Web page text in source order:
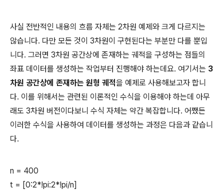
사실 전반적인 내용의 흐름 자체는 2차원 예제와 크게 다르지는
않습니다. 다만 모든 것이 3차원이 구현된다는 부분만 다를 뿐입
니다. 그러면 3차원 공간상에 존재하는 궤적을 구성하는 점들의
좌표 데이터를 생성하는 작업부터 진행해야 하는데요. 여기서는 3
차원 공간상에 존재하는 원형 궤적을 예제로 사용해보고자 합니
다. 이를 위해서는 관련된 이론적인 수식을 이용해야 하는데 아무
래도 3차원 버전이다보니 수식 자체는 약간 복잡합니다. 어쨌든
이러한 수식을 사용하여 데이터를 생성하는 과정은 다음과 같습니
다.
n = 400
t = [0:2*!pi:2*!pi/n]